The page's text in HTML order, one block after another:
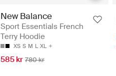
New Balance
Sport Essentials French
Terry Hoodie
XS S M L XL
585 kr 780 kr